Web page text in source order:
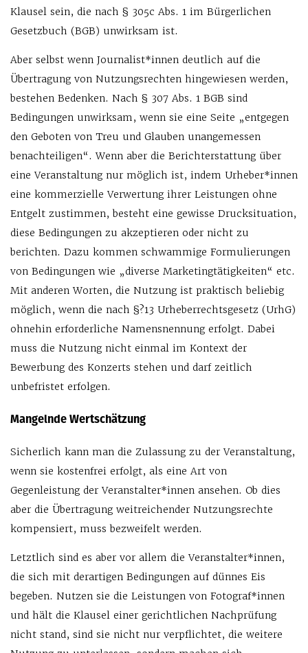
Klausel sein, die nach § 305c Abs. 1 im Bürgerlichen
Gesetzbuch (BGB) unwirksam ist.
Aber selbst wenn Journalist*innen deutlich auf die
Übertragung von Nutzungsrechten hingewiesen werden,
bestehen Bedenken. Nach § 307 Abs. 1 BGB sind
Bedingungen unwirksam, wenn sie eine Seite „entgegen
den Geboten von Treu und Glauben unangemessen
benachteiligen“. Wenn aber die Berichterstattung über
eine Veranstaltung nur möglich ist, indem Urheber*innen
eine kommerzielle Verwertung ihrer Leistungen ohne
Entgelt zustimmen, besteht eine gewisse Drucksituation,
diese Bedingungen zu akzeptieren oder nicht zu
berichten. Dazu kommen schwammige Formulierungen
von Bedingungen wie „diverse Marketingtätigkeiten“ etc.
Mit anderen Worten, die Nutzung ist praktisch beliebig
möglich, wenn die nach §?13 Urheberrechtsgesetz (UrhG)
ohnehin erforderliche Namensnennung erfolgt. Dabei
muss die Nutzung nicht einmal im Kontext der
Bewerbung des Konzerts stehen und darf zeitlich
unbefristet erfolgen.
Mangelnde Wertschätzung
Sicherlich kann man die Zulassung zu der Veranstaltung,
wenn sie kostenfrei erfolgt, als eine Art von
Gegenleistung der Veranstalter*innen ansehen. Ob dies
aber die Übertragung weitreichender Nutzungsrechte
kompensiert, muss bezweifelt werden.
Letztlich sind es aber vor allem die Veranstalter*innen,
die sich mit derartigen Bedingungen auf dünnes Eis
begeben. Nutzen sie die Leistungen von Fotograf*innen
und hält die Klausel einer gerichtlichen Nachprüfung
nicht stand, sind sie nicht nur verpflichtet, die weitere